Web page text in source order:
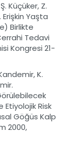
Ş. Küçüker, Z.
Erişkin Yaşta
Birlikte
Tedavi
Kongresi 21-
K.
Risk
Göğüs Kalp
2000,